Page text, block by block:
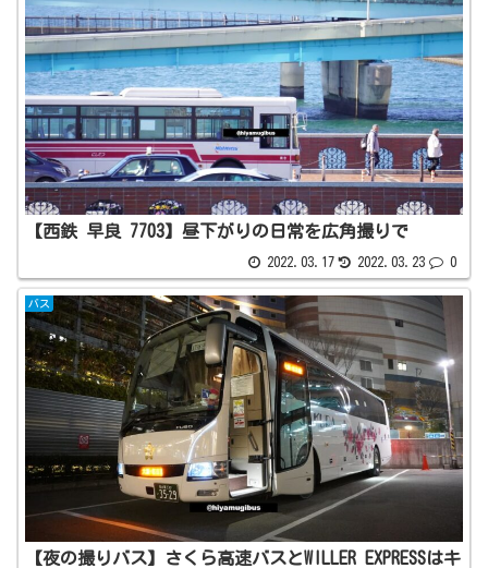
【西鉄 早良 7703】昼下がりの日常を広角撮りで
2022.03.17 2022.03.23 0
バス
【夜の撮りバス】さくら高速バスとWILLER EXPRESSはキ